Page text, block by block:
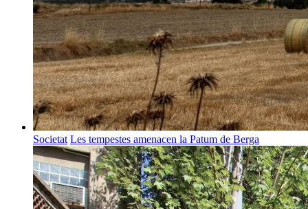
Societat Les tempestes amenacen la Patum de Berga